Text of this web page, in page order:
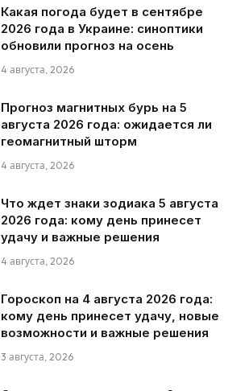
Какая погода будет в сентябре
2026 года в Украине: синоптики
обновили прогноз на осень
4 августа, 2026
Прогноз магнитных бурь на 5
августа 2026 года: ожидается ли
геомагнитный шторм
4 августа, 2026
Что ждет знаки зодиака 5 августа
2026 года: кому день принесет
удачу и важные решения
4 августа, 2026
Гороскоп на 4 августа 2026 года:
кому день принесет удачу, новые
возможности и важные решения
3 августа, 2026